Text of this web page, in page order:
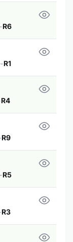
-R6
-R1
R4
R9
R5
R3